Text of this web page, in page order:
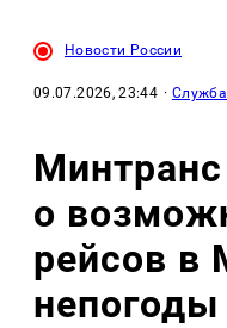
Новости России
09.07.2026, 23:44 · Служба
о
рейсов в
непогоды